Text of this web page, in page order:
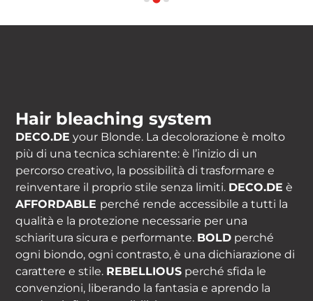
Hair bleaching system
DECO.DE your Blonde. La decolorazione è molto
più di una tecnica schiarente: è l’inizio di un
percorso creativo, la possibilità di trasformare e
reinventare il proprio stile senza limiti. DECO.DE è
AFFORDABLE perché rende accessibile a tutti la
qualità e la protezione necessarie per una
schiaritura sicura e performante. BOLD perché
ogni biondo, ogni contrasto, è una dichiarazione di
carattere e stile. REBELLIOUS perché sfida le
convenzioni, liberando la fantasia e aprendo la